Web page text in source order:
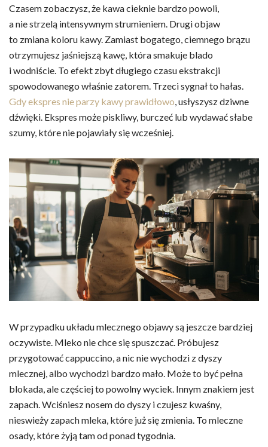
Czasem zobaczysz, że kawa cieknie bardzo powoli,
a nie strzelą intensywnym strumieniem. Drugi objaw
to zmiana koloru kawy. Zamiast bogatego, ciemnego brązu
otrzymujesz jaśniejszą kawę, która smakuje blado
i wodniście. To efekt zbyt długiego czasu ekstrakcji
spowodowanego właśnie zatorem. Trzeci sygnał to hałas.
Gdy ekspres nie parzy kawy prawidłowo, usłyszysz dziwne
dźwięki. Ekspres może piskliwy, burczeć lub wydawać słabe
szumy, które nie pojawiały się wcześniej.
W przypadku układu mlecznego objawy są jeszcze bardziej
oczywiste. Mleko nie chce się spuszczać. Próbujesz
przygotować cappuccino, a nic nie wychodzi z dyszy
mlecznej, albo wychodzi bardzo mało. Może to być pełna
blokada, ale częściej to powolny wyciek. Innym znakiem jest
zapach. Wciśniesz nosem do dyszy i czujesz kwaśny,
nieswieży zapach mleka, które już się zmienia. To mleczne
osady, które żyją tam od ponad tygodnia.